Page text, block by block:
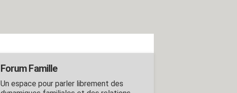
Forum Famille
Un espace pour parler librement des